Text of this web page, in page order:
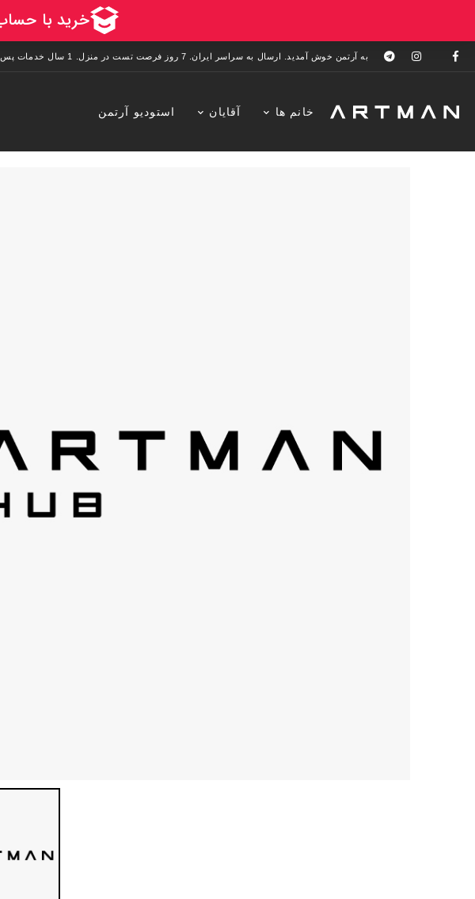
به آرتمن خوش آمدید. ارسال به سراسر ایران. 7 روز فرصت تست در منزل. 1 سال خدمات پس از فروش.
خانم ها آقایان استودیو آرتمن